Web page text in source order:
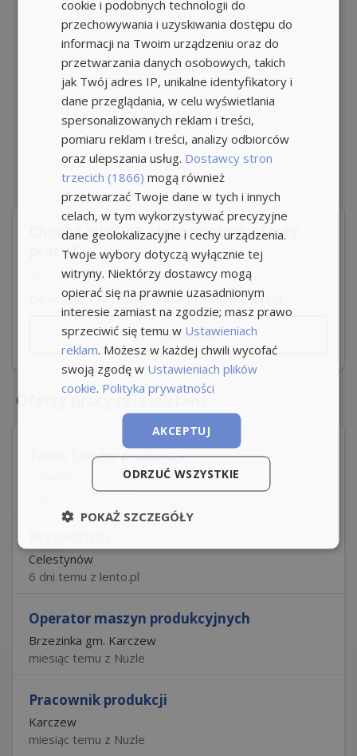
Chcesz mieć na oku podobne oferty
pracy?
Włącz powiadomienia i nie przegap okazji!
Operator CNC Świdnica w promieniu 25km
Powiadom
Oferty pracy hr-assistant
Team Leader produkcji
6 dni temu z lento.pl
Celestynów
6 dni temu z lento.pl
Operator maszyn produkcyjnych
Brzezinka gm. Karczew
miesiąc temu z Nuzle
Pracownik produkcji
Karczew
miesiąc temu z Nuzle
cookie i podobnych technologii do
przechowywania i uzyskiwania dostępu do
informacji na Twoim urządzeniu oraz do
przetwarzania danych osobowych, takich
jak Twój adres IP, unikalne identyfikatory i
dane przeglądania, w celu wyświetlania
spersonalizowanych reklam i treści,
pomiaru reklam i treści, analizy odbiorców
oraz ulepszania usług. Dostawcy stron
trzecich (1866) mogą również
przetwarzać Twoje dane w tych i innych
celach, w tym wykorzystywać precyzyjne
dane geolokalizacyjne i cechy urządzenia.
Twoje wybory dotyczą wyłącznie tej
witryny. Niektórzy dostawcy mogą
opierać się na prawnie uzasadnionym
interesie zamiast na zgodzie; masz prawo
sprzeciwić się temu w Ustawieniach
reklam. Możesz w każdej chwili wycofać
swoją zgodę w Ustawieniach plików
cookie. Polityka prywatności
AKCEPTUJ
ODRZUĆ WSZYSTKIE
POKAŻ SZCZEGÓŁY